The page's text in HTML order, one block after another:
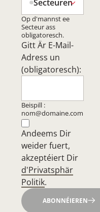
Secteuren
Op d'mannst ee
Secteur ass
obligatoresch.
Gitt Är E-Mail-
Adress un
(obligatoresch):
Beispill :
nom@domaine.com
Andeems Dir
weider fuert,
akzeptéiert Dir
d'Privatsphär
Politik.
ABONNÉIEREN